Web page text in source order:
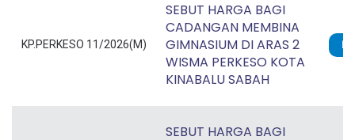
SEBUT HARGA BAGI
CADANGAN
UBAHSUAI
HARTANAH DI
11
KP.PERKESO 11/2026(M)
SEBUT HARGA BAGI
CADANGAN MEMBINA
GIMNASIUM DI ARAS 2
WISMA PERKESO KOTA
KINABALU SABAH
SEBUT HARGA BAGI